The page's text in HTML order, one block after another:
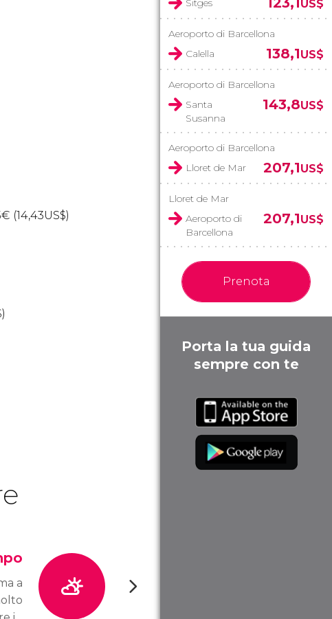
€ (14,43US$)
)
a
Sitges
US$
Aeroporto di Barcellona
Calella
138,1US$
Aeroporto di Barcellona
Santa
Susanna
143,8US$
Aeroporto di Barcellona
Lloret de Mar
207,1US$
Lloret de Mar
Aeroporto di
Barcellona
207,1US$
Prenota
Porta la tua guida
sempre con te